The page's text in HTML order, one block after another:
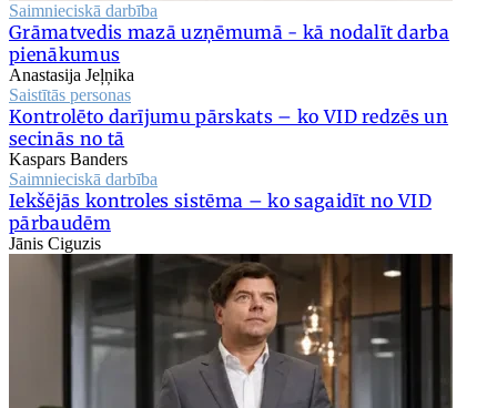
Saimnieciskā darbība
Grāmatvedis mazā uzņēmumā - kā nodalīt darba
pienākumus
Anastasija Jeļņika
Saistītās personas
Kontrolēto darījumu pārskats – ko VID redzēs un
secinās no tā
Kaspars Banders
Saimnieciskā darbība
Iekšējās kontroles sistēma – ko sagaidīt no VID
pārbaudēm
Jānis Ciguzis